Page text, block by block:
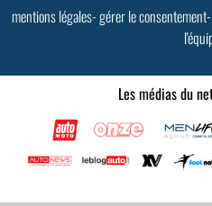
mentions légales-gérer le consentement-
Les médias du